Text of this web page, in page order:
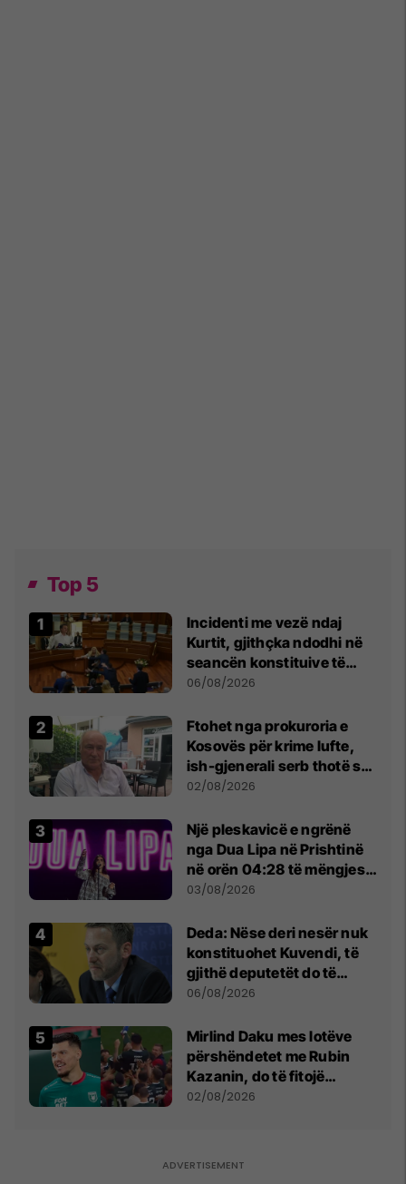
Top 5
Incidenti me vezë ndaj
Kurtit, gjithçka ndodhi në
seancën konstituive të
Kuvendit
06/08/2026
Ftohet nga prokuroria e
Kosovës për krime lufte,
ish-gjenerali serb thotë se
dikush e tradhtoi në
02/08/2026
Një pleskavicë e ngrënë
nga Dua Lipa në Prishtinë
në orën 04:28 të mëngjesit
- dhe bota digjitale serbe
03/08/2026
Deda: Nëse deri nesër nuk
konstituohet Kuvendi, të
gjithë deputetët do të
bëjnë shkelje të rëndë
06/08/2026
Mirlind Daku mes lotëve
përshëndetet me Rubin
Kazanin, do të fitojë
miliona te Spartak Moska
02/08/2026